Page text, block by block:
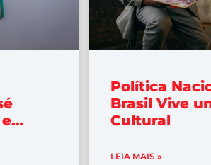
Política
Brasil Vive
Cultural
LEIA MAIS »